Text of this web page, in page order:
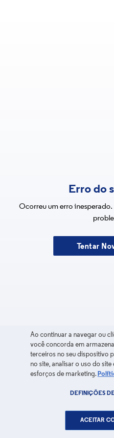
Erro do
Ocorreu um erro
Tentar
Ao continuar a navegar ou
você concorda em
terceiros no seu dispositivo
no site, analisar o uso do
esforços de marketing.
DEFINIÇÕES
ACEITAR